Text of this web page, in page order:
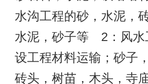
水沟工程的砂，水泥，
水泥，砂子等 2：风水
设工程材料运输；砂子
砖头，树苗，木头，寺